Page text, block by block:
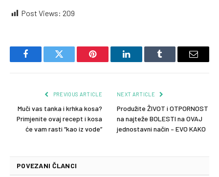
Post Views: 209
FacebookTwitter Pinterest LinkedInTumblr Email
PREVIOUS ARTICLE
Muči vas tanka i krhka kosa?
Primjenite ovaj recept i kosa
će vam rasti “kao iz vode”
NEXT ARTICLE
Produžite ŽIVOT i OTPORNOST
na najteže BOLESTI na OVAJ
jednostavni način – EVO KAKO
POVEZANI ČLANCI